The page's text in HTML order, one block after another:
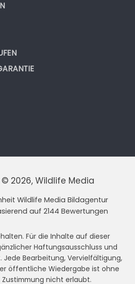
2026, Wildlife Media
Wildlife Media Bildagentur
auf 2144 Bewertungen
Für die Inhalte auf dieser
Haftungsausschluss und
Jede Bearbeitung, Vervielfältigung,
öffentliche Wiedergabe ist ohne
nicht erlaubt.